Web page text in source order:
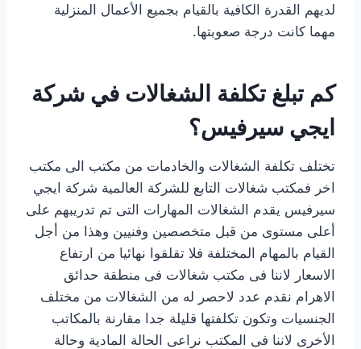
لديهم القدرة الكافية بالقيام بجميع الأعمال المنزلية
مهما كانت درجة صعوبتها.
كم تبلغ تكلفة الشغالات في شركة
ايجي سيرفيس؟
تختلف تكلفة الشغالات والخادمات من مكتب الى مكتب
اخر فمكتب شغالات التابع للشركة العالمية شركة ايجي
سيرفيس يقدم الشغالات المهارات التى تم تدريبهم على
أعلى مستوى من قبل متخصصين وفنيين وهذا من أجل
القيام بالمهام المختلفة فلا تقلقوا نهائيا من ارتفاع
الاسعار لاننا فى مكتب شغالات فى منطقة حدائق
الاهرام نقدم عدد لاحصر له من الشغالات من مختلف
الجنسيات وتكون تكلفتها قليلة جدا مقارنة بالمكاتب
الأخرى لاننا فى المكتب نراعى الحالة المادية وحالة